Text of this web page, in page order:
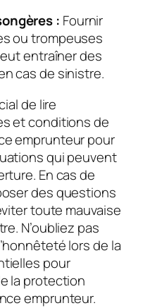
: Fournir
ou trompeuses
entraîner des
cas de sinistre.
de lire
et conditions de
emprunteur pour
qui peuvent
En cas de
des questions
toute mauvaise
N’oubliez pas
lors de la
pour
la protection
emprunteur.